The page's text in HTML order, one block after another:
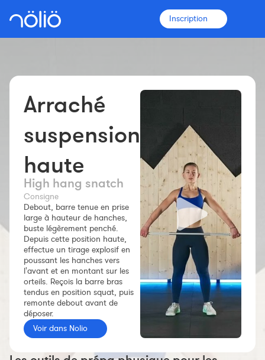
Inscription
La plateforme pour tous
Clubs
Sportifs
Plus d'informations
Fonctionnalités
Tarifs
Constructeur de séances
Sportif Premium
L'équipe Nolio
FAQ
Arraché
suspension
haute
High hang snatch
Consigne
Debout, barre tenue en prise
large à hauteur de hanches,
buste légèrement penché.
Depuis cette position haute,
effectue un tirage explosif en
poussant les hanches vers
l'avant et en montant sur les
orteils. Reçois la barre bras
tendus en position squat, puis
remonte debout avant de
déposer.
Voir dans Nolio